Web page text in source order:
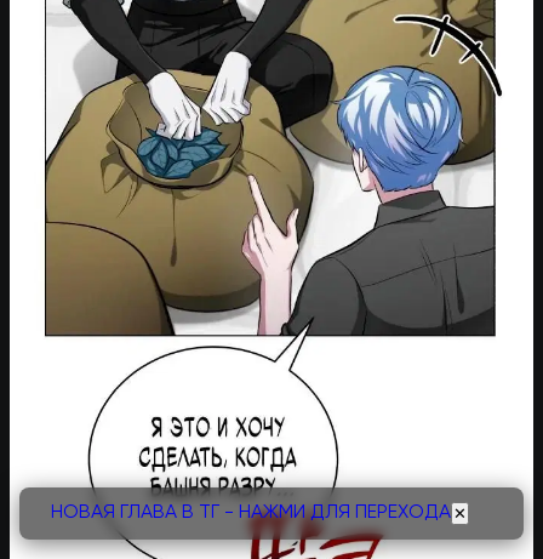
НОВАЯ ГЛАВА В ТГ - НАЖМИ ДЛЯ ПЕРЕХОДА ✕